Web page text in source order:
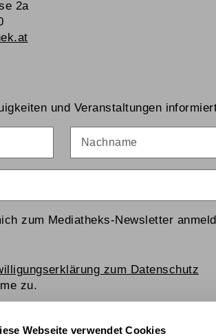
Webseite verwendet Cookies
2a
und Veranstaltungen
zum Mediatheks-Newsletter
zum Datenschutz
zu.